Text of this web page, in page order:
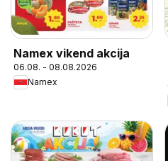
Namex vikend akcija
06.08. - 08.08.2026
Namex